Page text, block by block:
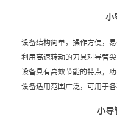
小
设备结构简单，操作方便，易
利用高速转动的刀具对导管尖
设备具有高效节能的特点，功
设备适用范围广泛，可用于各
小导